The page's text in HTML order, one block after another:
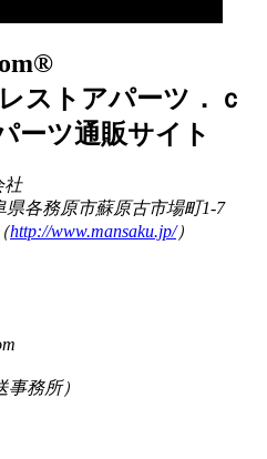
ストアパーツ．ｃ
ーツ通販サイト
社
各務原市蘇原古市場町1-7
http://www.mansaku.jp/）
務所）